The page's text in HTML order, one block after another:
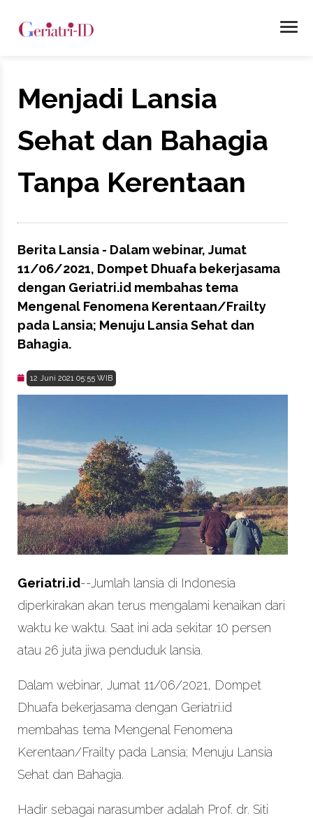
Menjadi Lansia
Sehat dan Bahagia
Tanpa Kerentaan
Berita Lansia - Dalam webinar, Jumat
11/06/2021, Dompet Dhuafa bekerjasama
dengan Geriatri.id membahas tema
Mengenal Fenomena Kerentaan/Frailty
pada Lansia; Menuju Lansia Sehat dan
Bahagia.
12 Juni 2021 05:55 WIB
Geriatri.id--Jumlah lansia di Indonesia
diperkirakan akan terus mengalami kenaikan dari
waktu ke waktu. Saat ini ada sekitar 10 persen
atau 26 juta jiwa penduduk lansia.
Dalam webinar, Jumat 11/06/2021, Dompet
Dhuafa bekerjasama dengan Geriatri.id
membahas tema Mengenal Fenomena
Kerentaan/Frailty pada Lansia; Menuju Lansia
Sehat dan Bahagia.
Hadir sebagai narasumber adalah Prof. dr. Siti